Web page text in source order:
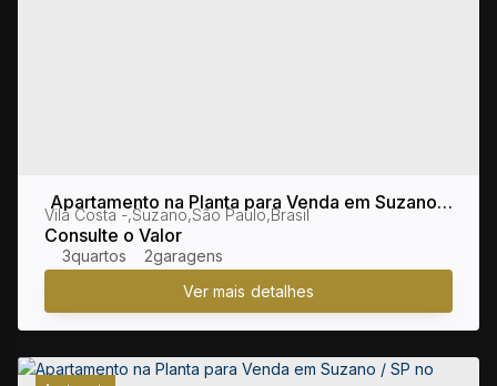
Apartamento na Planta para Venda em Suzano /
SP no bairro Vila Costa
Consulte o Valor
Vila Costa ,Suzano,São Paulo,Brasil
3 2